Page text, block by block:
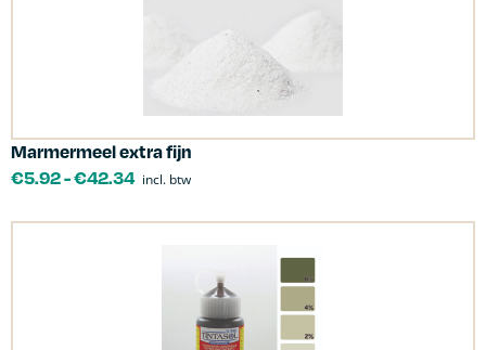
Marmermeel extra fijn
€5.92-€42.34 incl. btw